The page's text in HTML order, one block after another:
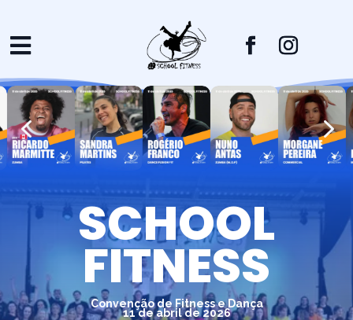

4 5
SCHOOL
FITNESS
Convenção de Fitness e Dança
11 de abril de 2026